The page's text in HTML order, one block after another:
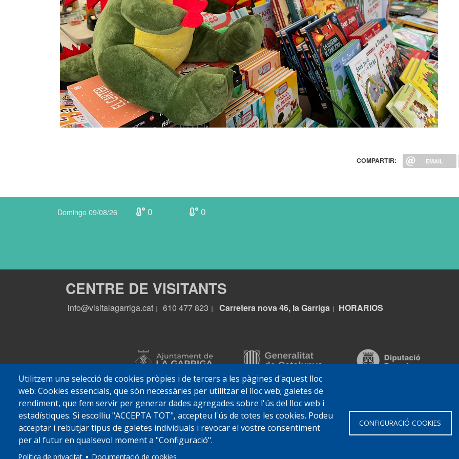
COMPARTIR: EMAIL
Utilitzem una selecció de cookies pròpies i de tercers a les pàgines d'aquest lloc
web: Cookies essencials, que són necessàries per utilitzar el lloc web; galetes de
rendiment, que fem servir per generar dades agregades sobre l'ús del lloc web i
estadístiques. Si escolliu "ACCEPTA TOT", accepteu l'ús de totes les cookies. Podeu
acceptar i rebutjar tipus de galetes individuals i revocar el vostre consentiment
per al futur en qualsevol moment a "Configuració".
Política de privacitat Documentació de cookies
CONFIGURACIÓ COOKIES
Domingo 09/08/26 0 0
CENTRE DE VISITANTS
info@visitalagarriga.cat 610 477 823 Carretera nova 46, la Garriga HORARIOS